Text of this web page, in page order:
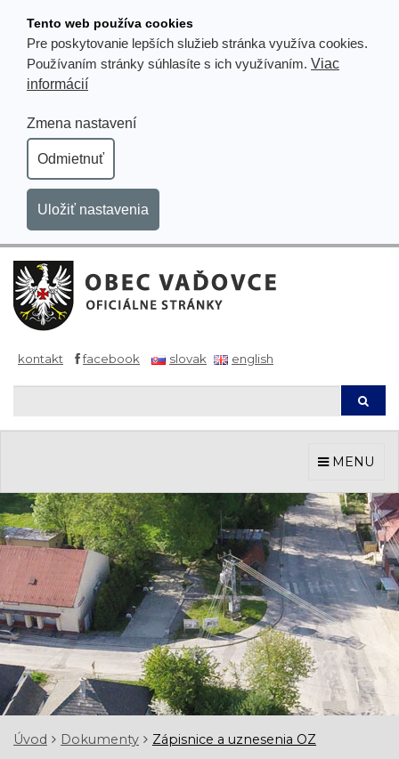
obsahu
Tento web používa cookies
Pre poskytovanie lepších služieb stránka využíva cookies.
Používaním stránky súhlasíte s ich využívaním. Viac
informácií
Zmena nastavení
Odmietnuť
Uložiť nastavenia
kontakt facebook slovak english
MENU
Úvod Dokumenty Zápisnice a uznesenia OZ